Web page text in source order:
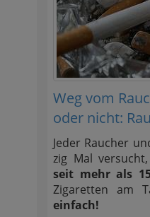
Weg vom
oder nicht:
Jeder Raucher
zig Mal
seit mehr als
Zigaretten am
einfach!